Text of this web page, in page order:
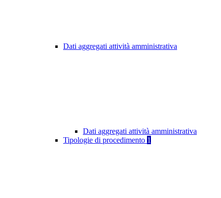
Dati aggregati attività amministrativa
Dati aggregati attività amministrativa
Tipologie di procedimento 1